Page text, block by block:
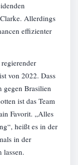
Allerdings
effizienter
von 2022. Dass
gegen Brasilien
ist das Team
Favorit. „Alles
heißt es in der
in der
lassen.